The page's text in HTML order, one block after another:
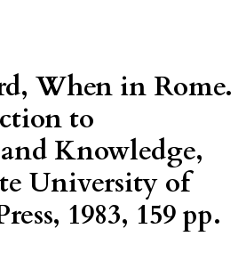
When in Rome.
to
Knowledge,
University of
1983, 159 pp.